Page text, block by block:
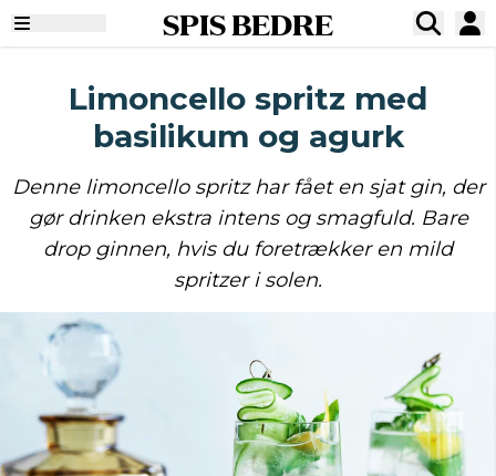
SPIS BEDRE
Limoncello spritz med
basilikum og agurk
Denne limoncello spritz har fået en sjat gin, der
gør drinken ekstra intens og smagfuld. Bare
drop ginnen, hvis du foretrækker en mild
spritzer i solen.